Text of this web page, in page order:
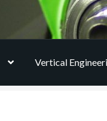
Vertical